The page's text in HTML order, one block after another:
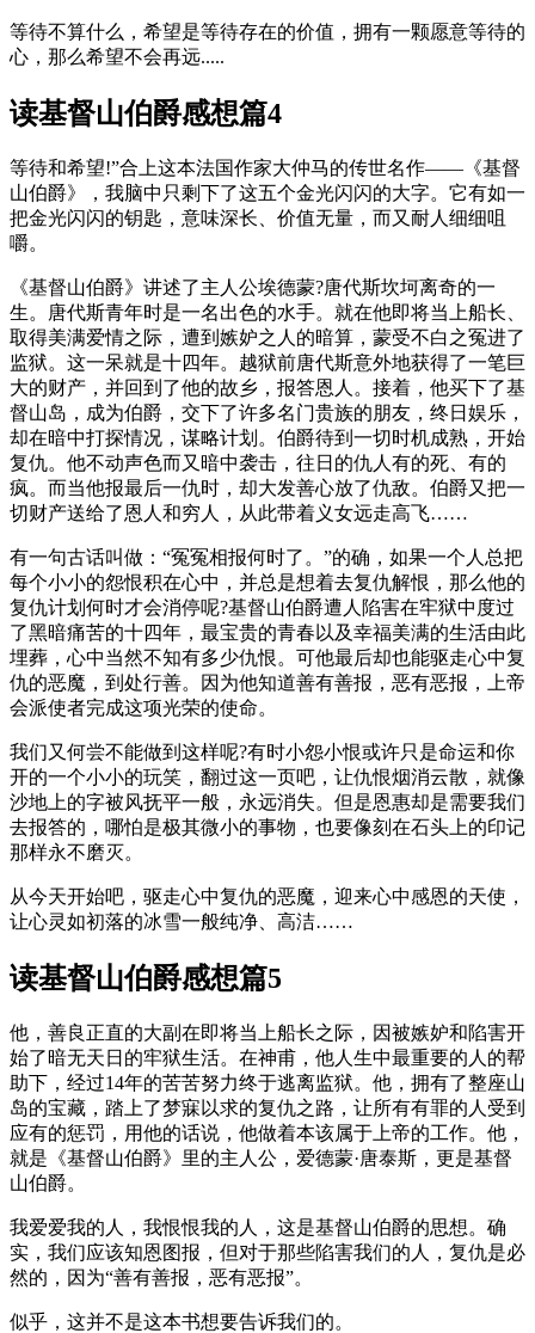
等待不算什么，希望是等待存在的价值，拥有一颗愿意等待的
心，那么希望不会再远.....
读基督山伯爵感想篇4
等待和希望!”合上这本法国作家大仲马的传世名作——《基督
山伯爵》，我脑中只剩下了这五个金光闪闪的大字。它有如一
把金光闪闪的钥匙，意味深长、价值无量，而又耐人细细咀
嚼。
《基督山伯爵》讲述了主人公埃德蒙?唐代斯坎坷离奇的一
生。唐代斯青年时是一名出色的水手。就在他即将当上船长、
取得美满爱情之际，遭到嫉妒之人的暗算，蒙受不白之冤进了
监狱。这一呆就是十四年。越狱前唐代斯意外地获得了一笔巨
大的财产，并回到了他的故乡，报答恩人。接着，他买下了基
督山岛，成为伯爵，交下了许多名门贵族的朋友，终日娱乐，
却在暗中打探情况，谋略计划。伯爵待到一切时机成熟，开始
复仇。他不动声色而又暗中袭击，往日的仇人有的死、有的
疯。而当他报最后一仇时，却大发善心放了仇敌。伯爵又把一
切财产送给了恩人和穷人，从此带着义女远走高飞……
有一句古话叫做：“冤冤相报何时了。”的确，如果一个人总把
每个小小的怨恨积在心中，并总是想着去复仇解恨，那么他的
复仇计划何时才会消停呢?基督山伯爵遭人陷害在牢狱中度过
了黑暗痛苦的十四年，最宝贵的青春以及幸福美满的生活由此
埋葬，心中当然不知有多少仇恨。可他最后却也能驱走心中复
仇的恶魔，到处行善。因为他知道善有善报，恶有恶报，上帝
会派使者完成这项光荣的使命。
我们又何尝不能做到这样呢?有时小怨小恨或许只是命运和你
开的一个小小的玩笑，翻过这一页吧，让仇恨烟消云散，就像
沙地上的字被风抚平一般，永远消失。但是恩惠却是需要我们
去报答的，哪怕是极其微小的事物，也要像刻在石头上的印记
那样永不磨灭。
从今天开始吧，驱走心中复仇的恶魔，迎来心中感恩的天使，
让心灵如初落的冰雪一般纯净、高洁……
读基督山伯爵感想篇5
他，善良正直的大副在即将当上船长之际，因被嫉妒和陷害开
始了暗无天日的牢狱生活。在神甫，他人生中最重要的人的帮
助下，经过14年的苦苦努力终于逃离监狱。他，拥有了整座山
岛的宝藏，踏上了梦寐以求的复仇之路，让所有有罪的人受到
应有的惩罚，用他的话说，他做着本该属于上帝的工作。他，
就是《基督山伯爵》里的主人公，爱德蒙·唐泰斯，更是基督
山伯爵。
我爱爱我的人，我恨恨我的人，这是基督山伯爵的思想。确
实，我们应该知恩图报，但对于那些陷害我们的人，复仇是必
然的，因为“善有善报，恶有恶报”。
似乎，这并不是这本书想要告诉我们的。